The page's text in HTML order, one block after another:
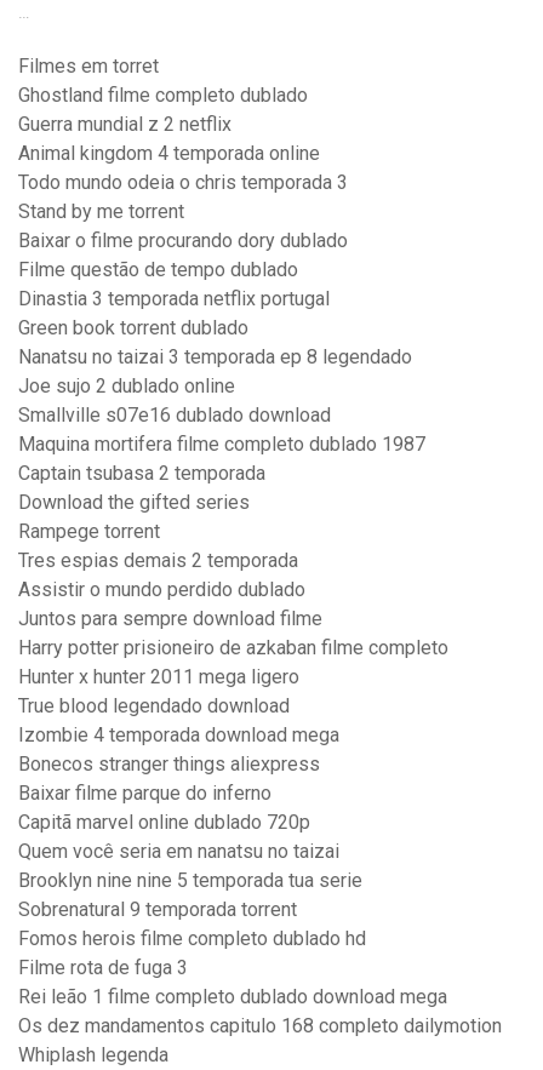
…
Filmes em torret
Ghostland filme completo dublado
Guerra mundial z 2 netflix
Animal kingdom 4 temporada online
Todo mundo odeia o chris temporada 3
Stand by me torrent
Baixar o filme procurando dory dublado
Filme questão de tempo dublado
Dinastia 3 temporada netflix portugal
Green book torrent dublado
Nanatsu no taizai 3 temporada ep 8 legendado
Joe sujo 2 dublado online
Smallville s07e16 dublado download
Maquina mortifera filme completo dublado 1987
Captain tsubasa 2 temporada
Download the gifted series
Rampege torrent
Tres espias demais 2 temporada
Assistir o mundo perdido dublado
Juntos para sempre download filme
Harry potter prisioneiro de azkaban filme completo
Hunter x hunter 2011 mega ligero
True blood legendado download
Izombie 4 temporada download mega
Bonecos stranger things aliexpress
Baixar filme parque do inferno
Capitã marvel online dublado 720p
Quem você seria em nanatsu no taizai
Brooklyn nine nine 5 temporada tua serie
Sobrenatural 9 temporada torrent
Fomos herois filme completo dublado hd
Filme rota de fuga 3
Rei leão 1 filme completo dublado download mega
Os dez mandamentos capitulo 168 completo dailymotion
Whiplash legenda